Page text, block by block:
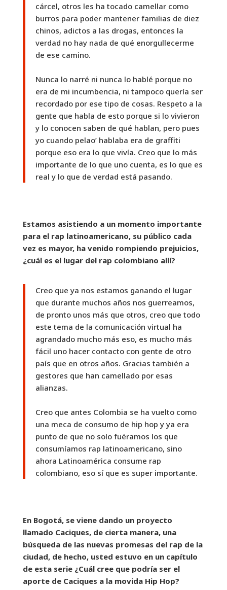
cárcel, otros les ha tocado camellar como
burros para poder mantener familias de diez
chinos, adictos a las drogas, entonces la
verdad no hay nada de qué enorgullecerme
de ese camino.
Nunca lo narré ni nunca lo hablé porque no
era de mi incumbencia, ni tampoco quería ser
recordado por ese tipo de cosas. Respeto a la
gente que habla de esto porque si lo vivieron
y lo conocen saben de qué hablan, pero pues
yo cuando pelao’ hablaba era de graffiti
porque eso era lo que vivía. Creo que lo más
importante de lo que uno cuenta, es lo que es
real y lo que de verdad está pasando.
Estamos asistiendo a un momento importante
para el rap latinoamericano, su público cada
vez es mayor, ha venido rompiendo prejuicios,
¿cuál es el lugar del rap colombiano allí?
Creo que ya nos estamos ganando el lugar
que durante muchos años nos guerreamos,
de pronto unos más que otros, creo que todo
este tema de la comunicación virtual ha
agrandado mucho más eso, es mucho más
fácil uno hacer contacto con gente de otro
país que en otros años. Gracias también a
gestores que han camellado por esas
alianzas.
Creo que antes Colombia se ha vuelto como
una meca de consumo de hip hop y ya era
punto de que no solo fuéramos los que
consumíamos rap latinoamericano, sino
ahora Latinoamérica consume rap
colombiano, eso sí que es super importante.
En Bogotá, se viene dando un proyecto
llamado Caciques, de cierta manera, una
búsqueda de las nuevas promesas del rap de la
ciudad, de hecho, usted estuvo en un capítulo
de esta serie ¿Cuál cree que podría ser el
aporte de Caciques a la movida Hip Hop?